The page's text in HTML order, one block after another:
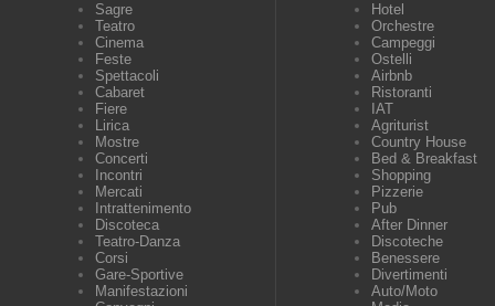
Sagre
Teatro
Cinema
Feste
Spettacoli
Cabaret
Fiere
Lirica
Mostre
Concerti
Incontri
Mercati
Intrattenimento
Discoteca
Teatro-Danza
Corsi
Gare-Sportive
Manifestazioni
Hotel
Orchestre
Campeggi
Ostelli
Airbnb
Ristoranti
IAT
Agriturist
Country House
Bed & Breakfast
Shopping
Pizzerie
Pub
After Dinner
Discoteche
Benessere
Divertimenti
Auto/Moto